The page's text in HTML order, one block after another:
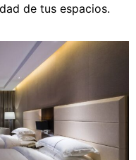
de tus espacios.